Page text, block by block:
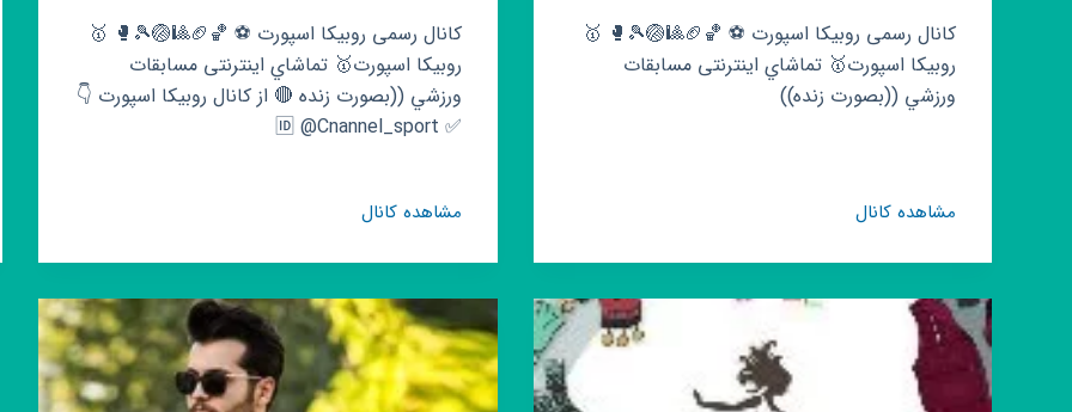
کانال رسمی روبیکا اسپورت ⚽️ 🏀🏈🎱🏐🎾🥊 🥇
روبیکا اسپورت🥇 تماشاي اینترنتی مسابقات
ورزشي ((بصورت زنده))
مشاهده کانالکانال
اسپورت
کانال رسمی روبیکا اسپورت ⚽️ 🏀🏈🎱🏐🎾🥊 🥇
روبیکا اسپورت🥇 تماشاي اینترنتی مسابقات
ورزشي ((بصورت زنده 🔴 از کانال روبیکا اسپورت 👇
✅ 🆔 @Cnannel_sport
مشاهده کانالکانال
پخش
زنده
فوتبال
✅